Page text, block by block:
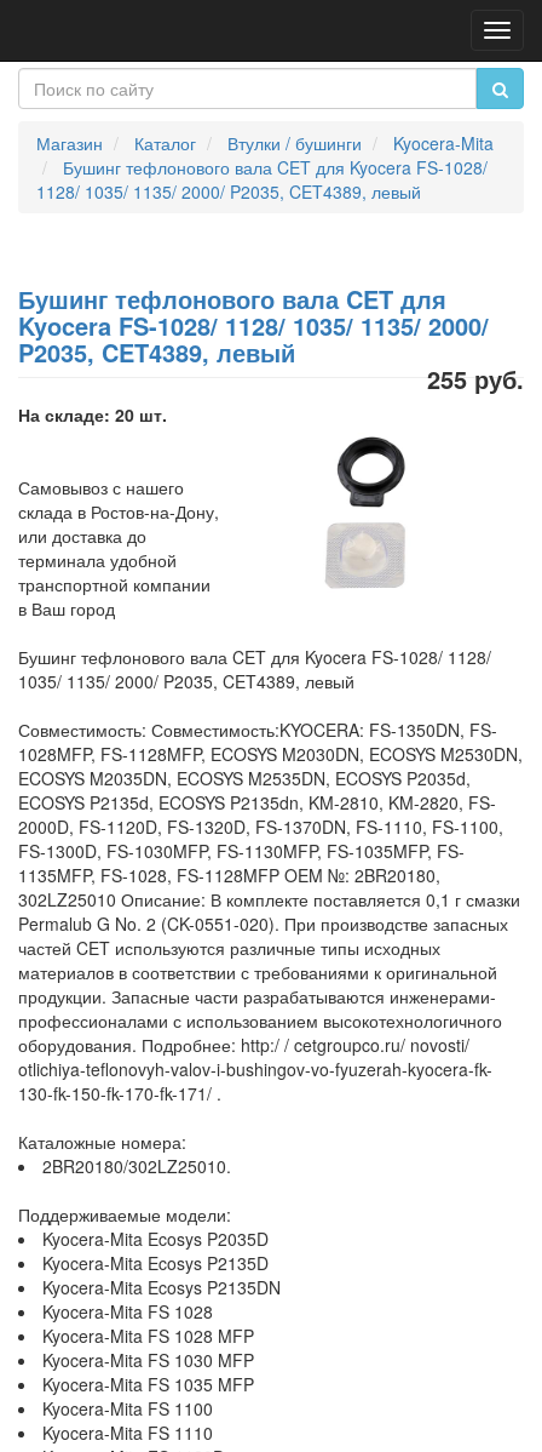
Магазин Каталог Втулки / бушинги
Kyocera-Mita
Бушинг тефлонового вала CET для Kyocera FS-1028/
1128/ 1035/ 1135/ 2000/ P2035, CET4389, левый
Бушинг тефлонового вала CET для
Kyocera FS-1028/ 1128/ 1035/ 1135/ 2000/
P2035, CET4389, левый
255 руб.
На складе: 20 шт.
Самовывоз с нашего
склада в Ростов-на-Дону,
или доставка до
терминала удобной
транспортной компании
в Ваш город
Бушинг тефлонового вала CET для Kyocera FS-1028/ 1128/
1035/ 1135/ 2000/ P2035, CET4389, левый
Совместимость: Совместимость:KYOCERA: FS-1350DN, FS-
1028MFP, FS-1128MFP, ECOSYS M2030DN, ECOSYS M2530DN,
ECOSYS M2035DN, ECOSYS M2535DN, ECOSYS P2035d,
ECOSYS P2135d, ECOSYS P2135dn, KM-2810, KM-2820, FS-
2000D, FS-1120D, FS-1320D, FS-1370DN, FS-1110, FS-1100,
FS-1300D, FS-1030MFP, FS-1130MFP, FS-1035MFP, FS-
1135MFP, FS-1028, FS-1128MFP OEM №: 2BR20180,
302LZ25010 Описание: В комплекте поставляется 0,1 г смазки
Permalub G No. 2 (CK-0551-020). При производстве запасных
частей CET используются различные типы исходных
материалов в соответствии с требованиями к оригинальной
продукции. Запасные части разрабатываются инженерами-
профессионалами с использованием высокотехнологичного
оборудования. Подробнее: http:/ / cetgroupco.ru/ novosti/
otlichiya-teflonovyh-valov-i-bushingov-vo-fyuzerah-kyocera-fk-
130-fk-150-fk-170-fk-171/ .
Каталожные номера:
2BR20180/302LZ25010.
Поддерживаемые модели:
Kyocera-Mita Ecosys P2035D
Kyocera-Mita Ecosys P2135D
Kyocera-Mita Ecosys P2135DN
Kyocera-Mita FS 1028
Kyocera-Mita FS 1028 MFP
Kyocera-Mita FS 1030 MFP
Kyocera-Mita FS 1035 MFP
Kyocera-Mita FS 1100
Kyocera-Mita FS 1110